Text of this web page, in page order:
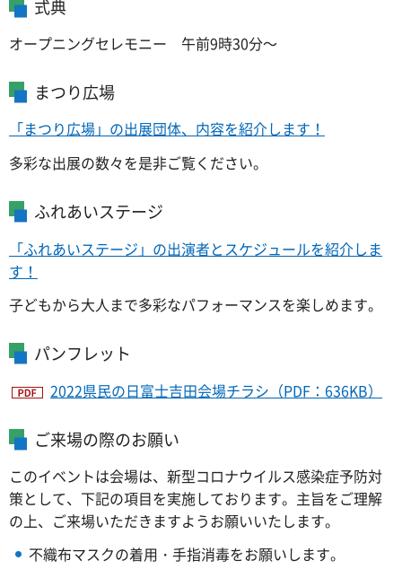
式典
オープニングセレモニー 午前9時30分～
まつり広場
「まつり広場」の出展団体、内容を紹介します！
多彩な出展の数々を是非ご覧ください。
ふれあいステージ
「ふれあいステージ」の出演者とスケジュールを紹介しま
す！
子どもから大人まで多彩なパフォーマンスを楽しめます。
パンフレット
2022県民の日富士吉田会場チラシ（PDF：636KB）
ご来場の際のお願い
このイベントは会場は、新型コロナウイルス感染症予防対
策として、下記の項目を実施しております。主旨をご理解
の上、ご来場いただきますようお願いいたします。
不織布マスクの着用・手指消毒をお願いします。